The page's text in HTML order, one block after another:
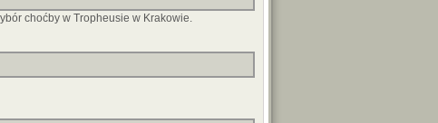
choćby w Tropheusie w Krakowie.